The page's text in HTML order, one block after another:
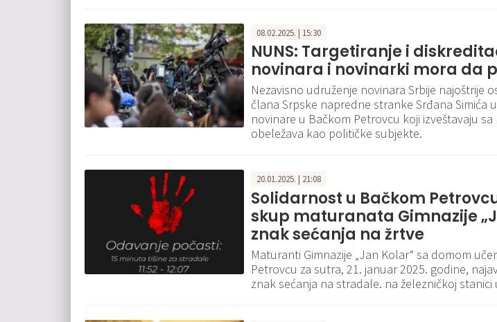
08.02.2025. | 15:30
NUNS: Targetiranje i
novinara i novinarki mora da
Nezavisno udruženje novinara Srbije najoštrije
člana Srpske napredne stranke Srđana Simića
novinare u Bačkom Petrovcu koji izveštavaju
obeležava kao političke subjekte.
20.01.2025. | 21:08
Solidarnost u Bačkom
skup maturanata Gimnazije
znak sećanja na žrtve
Maturanti Gimnazije „Jan Kolar“ sa domom
Petrovcu za sutra, 21. januar 2025. godine,
znak sećanja na stradale. na železničkoj stanici